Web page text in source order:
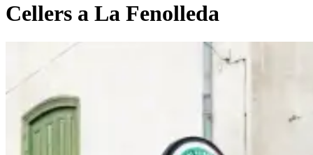
Cellers a La Fenolleda